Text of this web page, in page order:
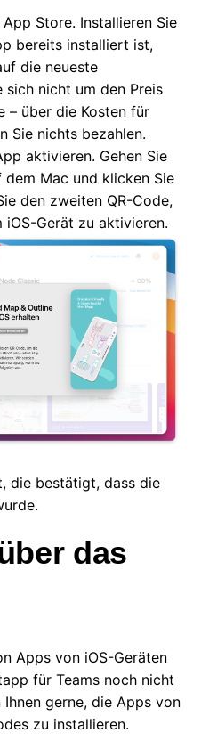
Store. Installieren Sie
bereits installiert ist,
die neueste
sich nicht um den Preis
– über die Kosten für
Sie nichts bezahlen.
aktivieren. Gehen Sie
Mac und klicken Sie
den zweiten QR-Code,
iOS-Gerät zu aktivieren.
die bestätigt, dass die
das
Apps von iOS-Geräten
für Teams noch nicht
gerne, die Apps von
zu installieren.